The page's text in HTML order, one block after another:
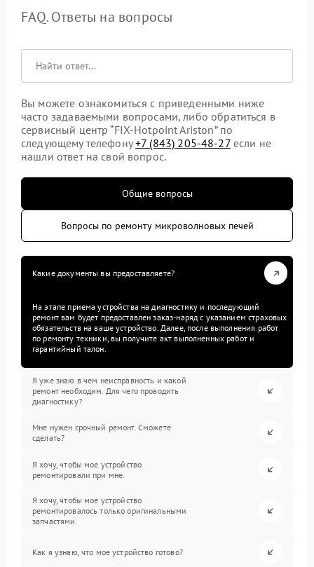
FAQ. Ответы на вопросы
Вы можете ознакомиться с приведенными ниже
часто задаваемыми вопросами, либо обратиться в
сервисный центр “FIX-Hotpoint Ariston” по
следующему телефону+7 (843) 205-48-27если не
нашли ответ на свой вопрос.
Общие вопросы
Вопросы по ремонту микроволновых печей
Какие документы вы предоставляете?
На этапе приема устройства на диагностику и последующий
ремонт вам будет предоставлен заказ-наряд с указанием страховых
обязательств на ваше устройство. Далее, после выполнения работ
по ремонту техники, вы получите акт выполненных работ и
гарантийный талон.
Я уже знаю в чем неисправность и какой
ремонт необходим. Для чего проводить
диагностику?
Мне нужен срочный ремонт. Сможете
сделать?
Я хочу, чтобы мое устройство
ремонтировали при мне.
Я хочу, чтобы мое устройство
ремонтировалось только оригинальными
запчастями.
Как я узнаю, что мое устройство готово?